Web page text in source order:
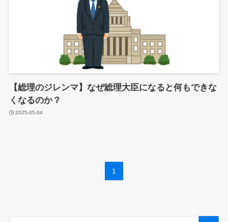
【総理のジレンマ】なぜ総理大臣になると何もできな
くなるのか？
2025-05-04
1